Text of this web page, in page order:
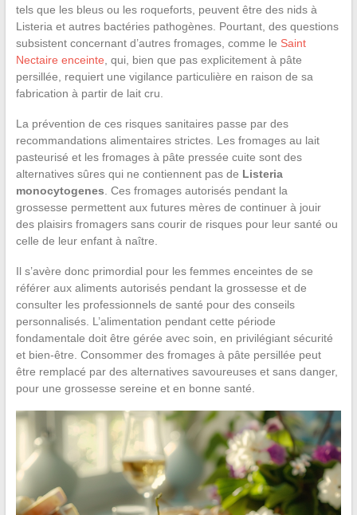
tels que les bleus ou les roqueforts, peuvent être des nids à
Listeria et autres bactéries pathogènes. Pourtant, des questions
subsistent concernant d’autres fromages, comme le Saint
Nectaire enceinte , qui, bien que pas explicitement à pâte
persillée, requiert une vigilance particulière en raison de sa
fabrication à partir de lait cru.
La prévention de ces risques sanitaires passe par des
recommandations alimentaires strictes. Les fromages au lait
pasteurisé et les fromages à pâte pressée cuite sont des
alternatives sûres qui ne contiennent pas de Listeria
monocytogenes . Ces fromages autorisés pendant la
grossesse permettent aux futures mères de continuer à jouir
des plaisirs fromagers sans courir de risques pour leur santé ou
celle de leur enfant à naître.
Il s’avère donc primordial pour les femmes enceintes de se
référer aux aliments autorisés pendant la grossesse et de
consulter les professionnels de santé pour des conseils
personnalisés. L’alimentation pendant cette période
fondamentale doit être gérée avec soin, en privilégiant sécurité
et bien-être. Consommer des fromages à pâte persillée peut
être remplacé par des alternatives savoureuses et sans danger,
pour une grossesse sereine et en bonne santé.